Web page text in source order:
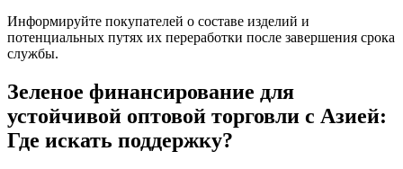
Информируйте покупателей о составе изделий и
потенциальных путях их переработки после завершения срока
службы.
Зеленое финансирование для
устойчивой оптовой торговли с Азией:
Где искать поддержку?